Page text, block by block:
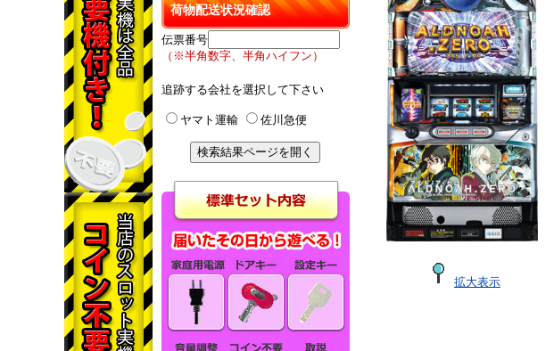
荷物配送状況確認
伝票番号
（※半角数字、半角ハイフン）
追跡する会社を選択して下さい
ヤマト運輸 佐川急便
拡大表示